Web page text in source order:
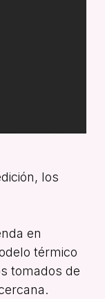
los
en
térmico
tomados de